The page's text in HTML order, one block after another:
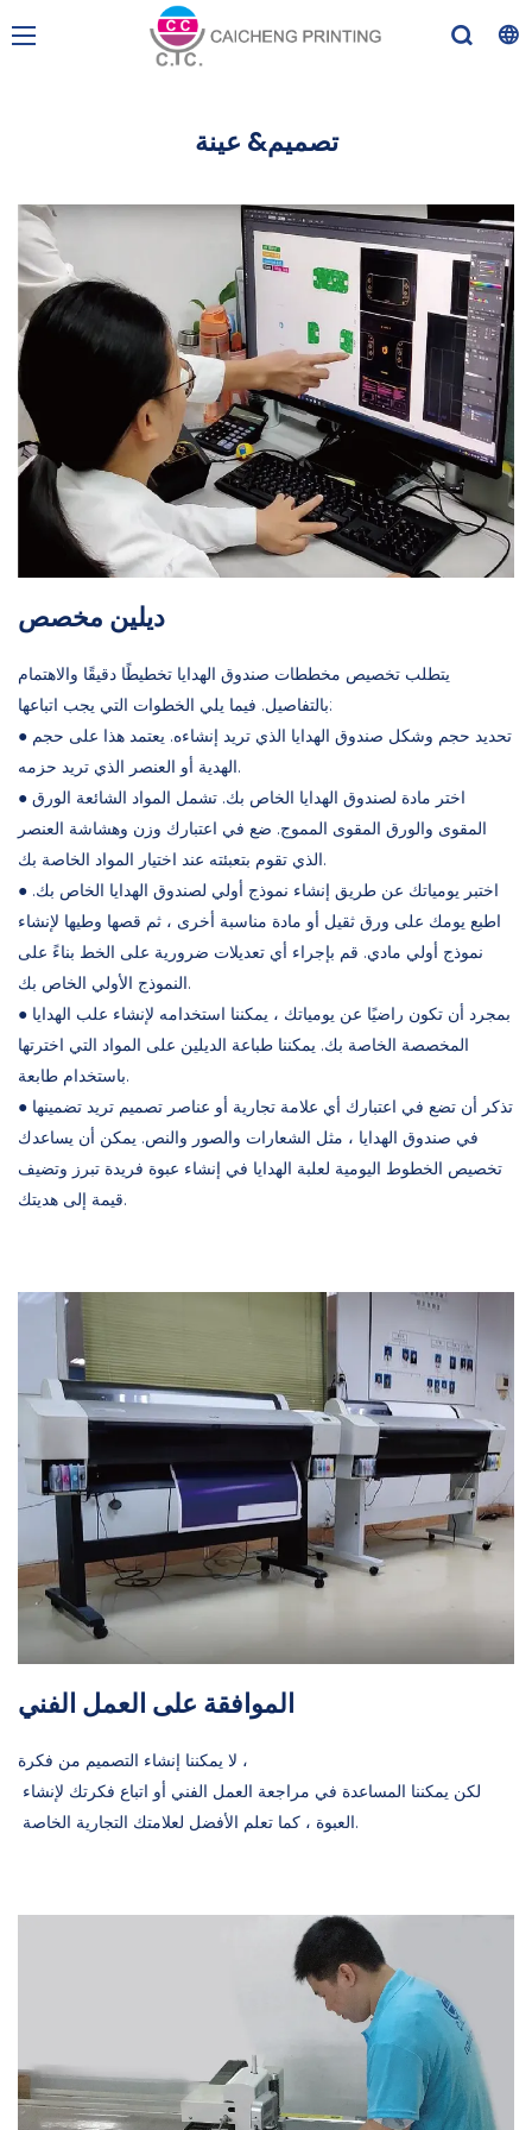
تصميم& عينة
ديلين مخصص
يتطلب تخصيص مخططات صندوق الهدايا تخطيطًا دقيقًا والاهتمام
بالتفاصيل. فيما يلي الخطوات التي يجب اتباعها:
● تحديد حجم وشكل صندوق الهدايا الذي تريد إنشاءه. يعتمد هذا على حجم
الهدية أو العنصر الذي تريد حزمه.
● اختر مادة لصندوق الهدايا الخاص بك. تشمل المواد الشائعة الورق
المقوى والورق المقوى المموج. ضع في اعتبارك وزن وهشاشة العنصر
الذي تقوم بتعبئته عند اختيار المواد الخاصة بك.
● اختبر يومياتك عن طريق إنشاء نموذج أولي لصندوق الهدايا الخاص بك.
اطبع يومك على ورق ثقيل أو مادة مناسبة أخرى ، ثم قصها وطيها لإنشاء
نموذج أولي مادي. قم بإجراء أي تعديلات ضرورية على الخط بناءً على
النموذج الأولي الخاص بك.
● بمجرد أن تكون راضيًا عن يومياتك ، يمكننا استخدامه لإنشاء علب الهدايا
المخصصة الخاصة بك. يمكننا طباعة الديلين على المواد التي اخترتها
باستخدام طابعة.
● تذكر أن تضع في اعتبارك أي علامة تجارية أو عناصر تصميم تريد تضمينها
في صندوق الهدايا ، مثل الشعارات والصور والنص. يمكن أن يساعدك
تخصيص الخطوط اليومية لعلبة الهدايا في إنشاء عبوة فريدة تبرز وتضيف
قيمة إلى هديتك.
الموافقة على العمل الفني
لا يمكننا إنشاء التصميم من فكرة ،
لكن يمكننا المساعدة في مراجعة العمل الفني أو اتباع فكرتك لإنشاء
العبوة ، كما تعلم الأفضل لعلامتك التجارية الخاصة.